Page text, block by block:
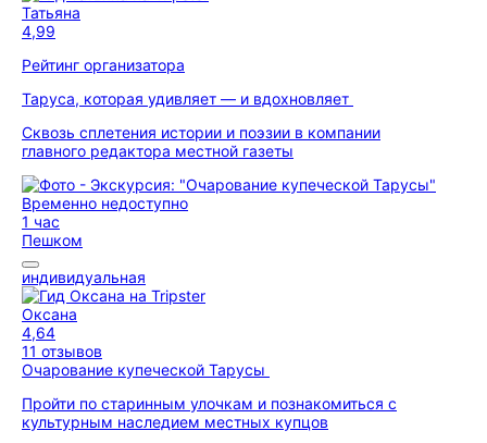
Татьяна
4,99
Рейтинг организатора
Таруса, которая удивляет — и вдохновляет
Сквозь сплетения истории и поэзии в компании
главного редактора местной газеты
Временно недоступно
1 час
Пешком
индивидуальная
Оксана
4,64
11 отзывов
Очарование купеческой Тарусы
Пройти по старинным улочкам и познакомиться с
культурным наследием местных купцов